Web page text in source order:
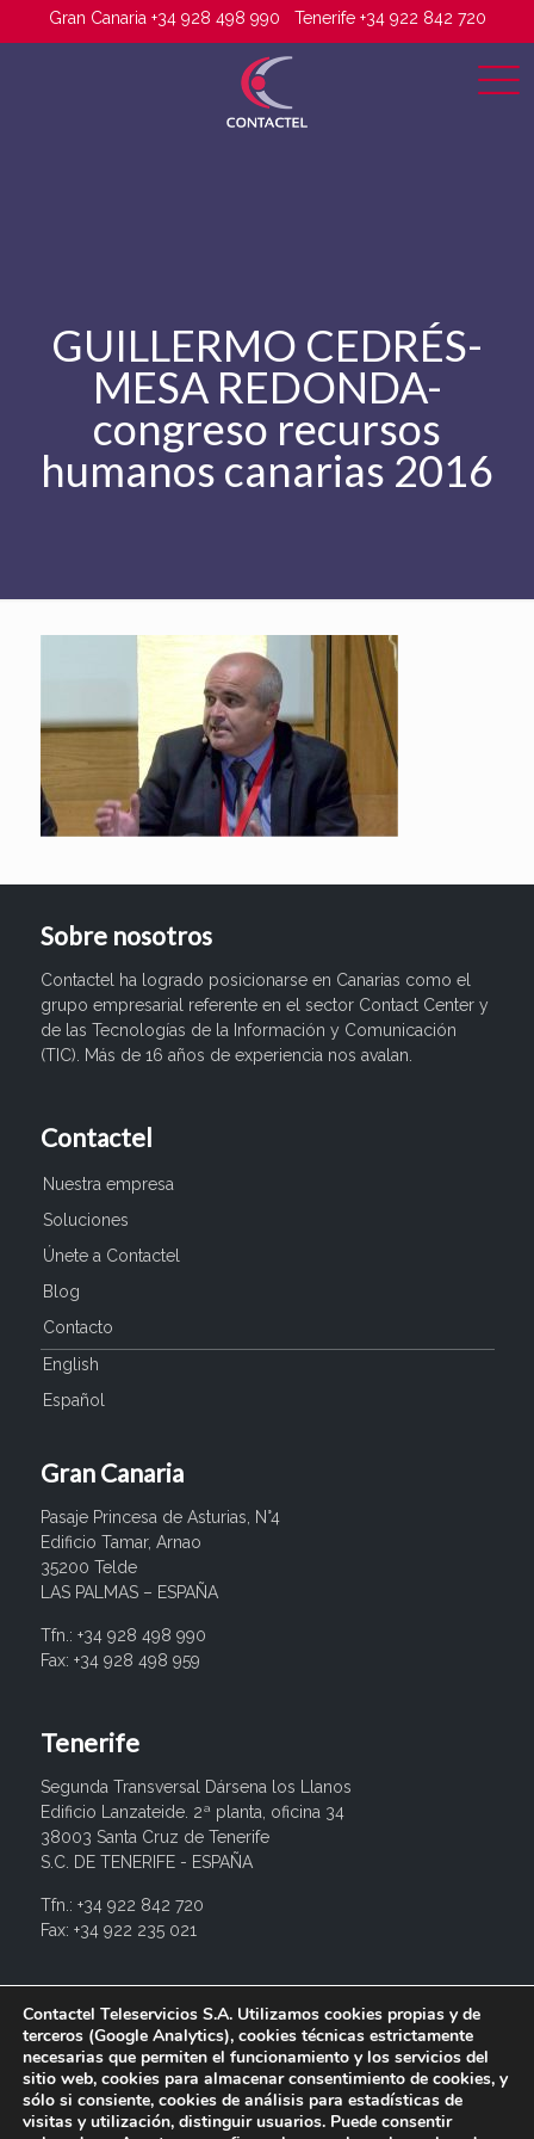
Gran Canaria +34 928 498 990 Tenerife +34 922 842 720
GUILLERMO CEDRÉS-
MESA REDONDA-
congreso recursos
humanos canarias 2016
Sobre nosotros
Contactel ha logrado posicionarse en Canarias como el
grupo empresarial referente en el sector Contact Center y
de las Tecnologías de la Información y Comunicación
(TIC). Más de 16 años de experiencia nos avalan.
Contactel
Nuestra empresa
Soluciones
Únete a Contactel
Blog
Contacto
English
Español
Gran Canaria
Pasaje Princesa de Asturias, N°4
Edificio Tamar, Arnao
35200 Telde
LAS PALMAS – ESPAÑA
Tfn.: +34 928 498 990
Fax: +34 928 498 959
Tenerife
Segunda Transversal Dársena los Llanos
Edificio Lanzateide. 2ª planta, oficina 34
38003 Santa Cruz de Tenerife
S.C. DE TENERIFE - ESPAÑA
Tfn.: +34 922 842 720
Fax: +34 922 235 021
info@contactel.es
Contactel Teleservicios S.A. Utilizamos cookies propias y de
terceros (Google Analytics), cookies técnicas estrictamente
necesarias que permiten el funcionamiento y los servicios del
sitio web, cookies para almacenar consentimiento de cookies, y
sólo si consiente, cookies de análisis para estadísticas de
visitas y utilización, distinguir usuarios. Puede consentir